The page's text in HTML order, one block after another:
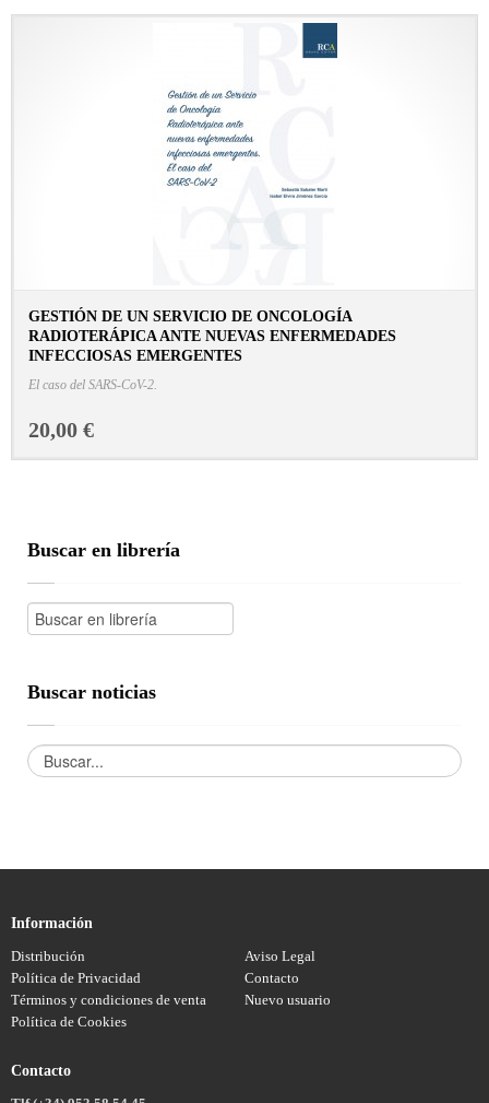
GESTIÓN DE UN SERVICIO DE ONCOLOGÍA
RADIOTERÁPICA ANTE NUEVAS ENFERMEDADES
INFECCIOSAS EMERGENTES
El caso del SARS-CoV-2.
20,00 €
Buscar en librería
Buscar noticias
Información
Distribución
Aviso Legal
Política de Privacidad
Contacto
Términos y condiciones de venta
Nuevo usuario
Política de Cookies
Contacto